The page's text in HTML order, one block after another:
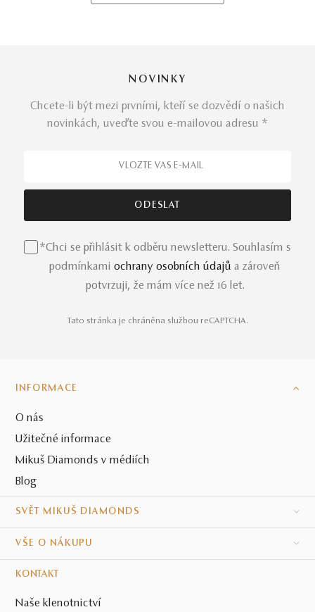
NOVINKY
Chcete-li být mezi prvními, kteří se dozvědí o našich
novinkách, uveďte svou e-mailovou adresu *
*Chci se přihlásit k odběru newsletteru. Souhlasím s
podmínkami ochrany osobních údajů a zároveň
potvrzuji, že mám více než 16 let.
Tato stránka je chráněna službou reCAPTCHA.
INFORMACE
O nás
Užitečné informace
Mikuš Diamonds v médiích
Blog
SVĚT MIKUŠ DIAMONDS
VŠE O NÁKUPU
KONTAKT
Naše klenotnictví